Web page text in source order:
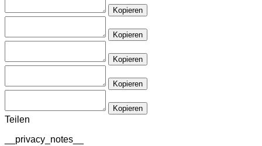
Kopieren
Kopieren
Kopieren
Kopieren
Kopieren
Teilen
__privacy_notes__